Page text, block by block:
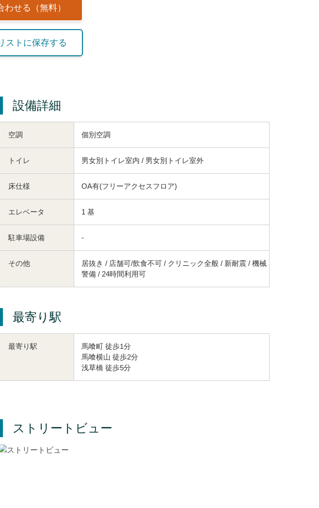
わせる（無料）
ストに保存する
設備詳細
空調 個別空調
トイレ 男女別トイレ室内 / 男女別トイレ室外
床仕様 OA有(フリーアクセスフロア)
エレベータ 1 基
駐車場設備 -
その他
居抜き / 店舗可/飲食不可 / クリニック全般 / 新耐震 / 機械
警備 / 24時間利用可
最寄り駅
最寄り駅 馬喰町 徒歩1分
馬喰横山 徒歩2分
浅草橋 徒歩5分
ストリートビュー